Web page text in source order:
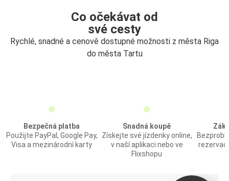
Co očekávat od
své cesty
Rychlé, snadné a cenově dostupné možnosti z města Riga
do města Tartu
Bezpečná platba
Použijte PayPal, Google Pay,
Visa a mezinárodní karty
Snadná koupě
Získejte své jízdenky online,
v naší aplikaci nebo ve
Flixshopu